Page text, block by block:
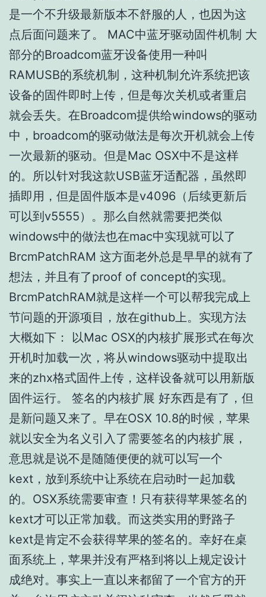
是一个不升级最新版本不舒服的人，也因为这
点后面问题来了。 MAC中蓝牙驱动固件机制 大
部分的Broadcom蓝牙设备使用一种叫
RAMUSB的系统机制，这种机制允许系统把该
设备的固件即时上传，但是每次关机或者重启
就会丢失。在Broadcom提供给windows的驱动
中，broadcom的驱动做法是每次开机就会上传
一次最新的驱动。但是Mac OSX中不是这样
的。所以针对我这款USB蓝牙适配器，虽然即
插即用，但是固件版本是v4096（后续更新后
可以到v5555）。那么自然就需要把类似
windows中的做法也在mac中实现就可以了
BrcmPatchRAM 这方面老外总是早早的就有了
想法，并且有了proof of concept的实现。
BrcmPatchRAM就是这样一个可以帮我完成上
节问题的开源项目，放在github上。实现方法
大概如下： 以Mac OSX的内核扩展形式在每次
开机时加载一次，将从windows驱动中提取出
来的zhx格式固件上传，这样设备就可以用新版
固件运行。 签名的内核扩展 好东西是有了，但
是新问题又来了。早在OSX 10.8的时候，苹果
就以安全为名义引入了需要签名的内核扩展，
意思就是说不是随随便便的就可以写一个
kext，放到系统中让系统在启动时一起加载
的。OSX系统需要审查！只有获得苹果签名的
kext才可以正常加载。而这类实用的野路子
kext是肯定不会获得苹果的签名的。幸好在桌
面系统上，苹果并没有严格到将以上规定设计
成绝对。事实上一直以来都留了一个官方的开